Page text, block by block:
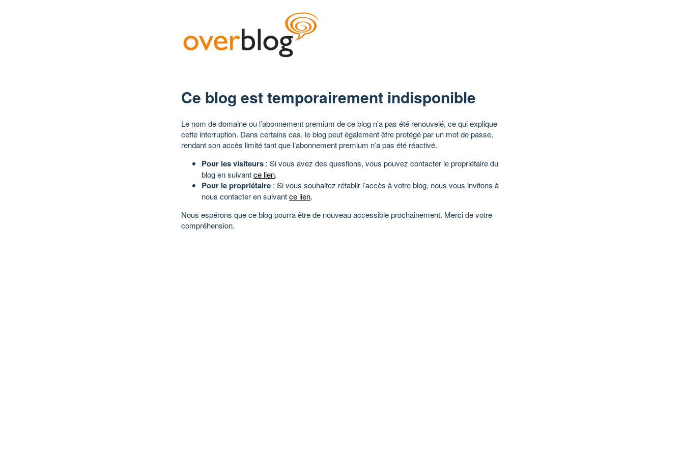
Ce blog est temporairement indisponible
Le nom de domaine ou l’abonnement premium de ce blog n’a pas été renouvelé, ce qui explique
cette interruption. Dans certains cas, le blog peut également être protégé par un mot de passe,
rendant son accès limité tant que l’abonnement premium n’a pas été réactivé.
Pour les visiteurs : Si vous avez des questions, vous pouvez contacter le propriétaire du
blog en suivantce lien.
Pour le propriétaire : Si vous souhaitez rétablir l’accès à votre blog, nous vous invitons à
nous contacter en suivantce lien.
Nous espérons que ce blog pourra être de nouveau accessible prochainement. Merci de votre
compréhension.